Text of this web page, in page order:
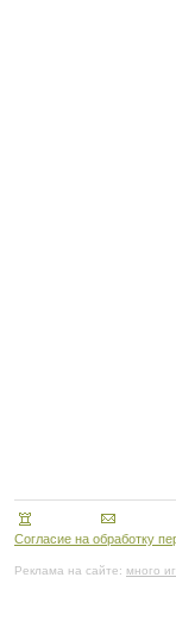
Согласие на обработку
Реклама на сайте: много